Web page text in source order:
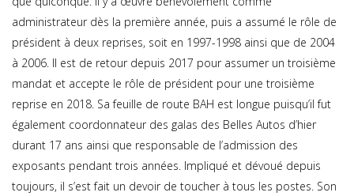
administrateur dès la première année, puis a assumé le rôle de
président à deux reprises, soit en 1997-1998 ainsi que de 2004
à 2006. Il est de retour depuis 2017 pour assumer un troisième
mandat et accepte le rôle de président pour une troisième
reprise en 2018. Sa feuille de route BAH est longue puisqu’il fut
également coordonnateur des galas des Belles Autos d’hier
durant 17 ans ainsi que responsable de l’admission des
exposants pendant trois années. Impliqué et dévoué depuis
toujours, il s’est fait un devoir de toucher à tous les postes. Son